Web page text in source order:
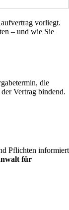
vorliegt.
– und wie Sie
die
Vertrag bindend.
Pflichten informiert
für